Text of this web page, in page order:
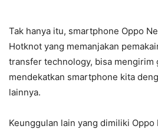
Tak hanya itu, smartphone Oppo
Hotknot yang memanjakan
transfer technology, bisa mengirim
mendekatkan smartphone kita
lainnya.
Keunggulan lain yang dimiliki Oppo